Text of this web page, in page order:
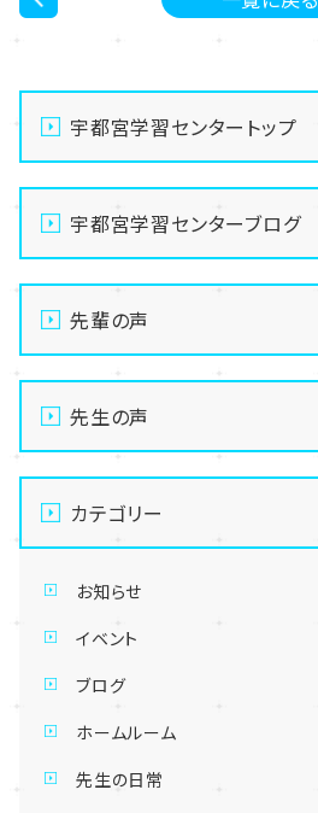
宇都宮学習センタートップ
宇都宮学習センターブログ
先輩の声
先生の声
カテゴリー
お知らせ
イベント
ブログ
ホームルーム
先生の日常